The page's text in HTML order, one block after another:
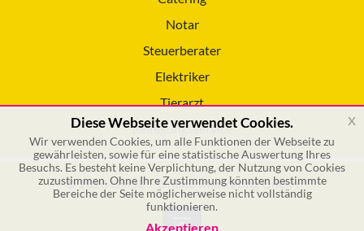
Notar
Steuerberater
Elektriker
Tierarzt
Reinigungsservice
© 2026 GSOL – Online Marketing GmbH
Diese Webseite verwendet Cookies.
Wir verwenden Cookies, um alle Funktionen der Webseite zu
gewährleisten, sowie für eine statistische Auswertung Ihres
Besuchs. Es besteht keine Verplichtung, der Nutzung von Cookies
zuzustimmen. Ohne Ihre Zustimmung könnten bestimmte
Bereiche der Seite möglicherweise nicht vollständig
funktionieren.
Akzeptieren
x